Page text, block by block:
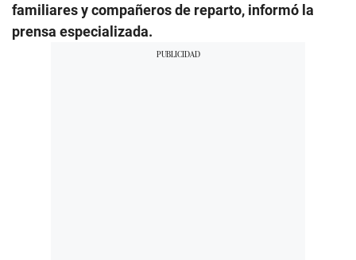
familiares y compañeros de reparto, informó la
prensa especializada.